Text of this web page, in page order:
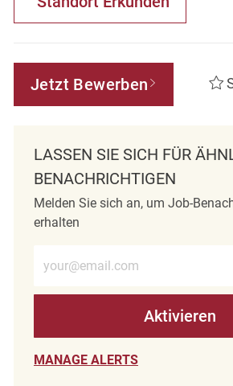
Jetzt Bewerben
LASSEN SIE SICH FÜR
BENACHRICHTIGEN
Melden Sie sich an, um Job-
erhalten
Aktivieren
MANAGE ALERTS